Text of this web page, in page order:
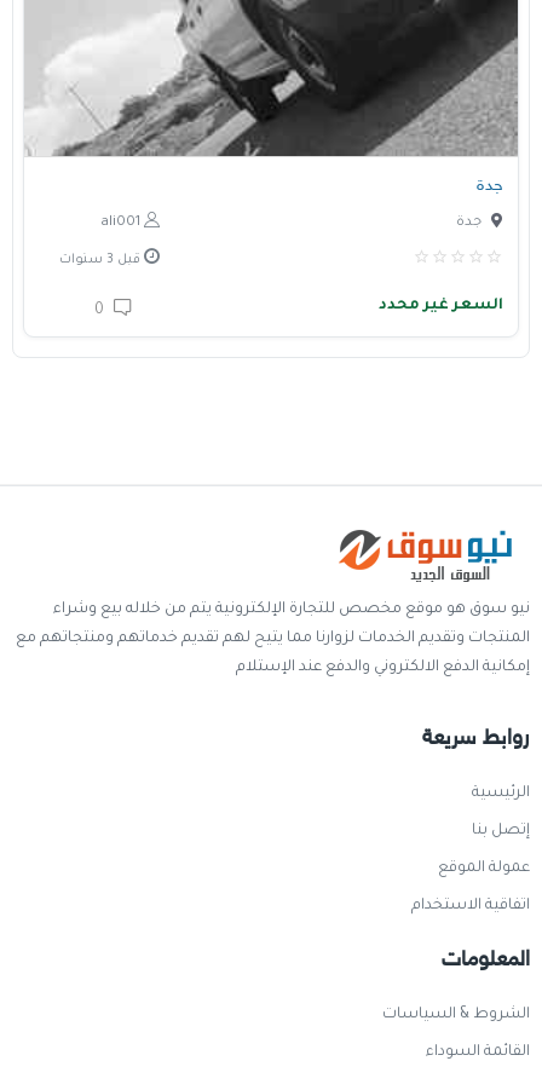
جدة
ali001 جدة
قبل 3 سنوات
السعر غير محدد
نيو سوق هو موقع مخصص للتجارة الإلكترونية يتم من خلاله بيع وشراء
المنتجات وتقديم الخدمات لزوارنا مما يتيح لهم تقديم خدماتهم ومنتجاتهم مع
إمكانية الدفع الالكتروني والدفع عند الإستلام
روابط سريعة
الرئيسية
إتصل بنا
عمولة الموقع
اتفاقية الاستخدام
المعلومات
الشروط & السياسات
القائمة السوداء